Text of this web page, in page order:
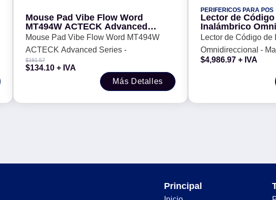
Mouse Pad Vibe Flow Word
MT494W ACTECK Advanced
Series -
Mouse Pad Vibe Flow Word MT494W
ACTECK Advanced Series -
$191.57
$134.10 + IVA
Más Detalles
PERIFERICOS PARA POS
Lector de
Inalámbrico
Marca
Voyager 1472G.
N / R)
Lector de Código de
Omnidireccional -
Modelo Voyager
$4,986.97 + IVA
Principal